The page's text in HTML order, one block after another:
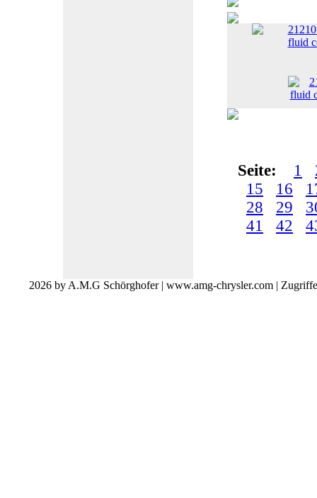
fluid
Seite: 1
15
16
28
29
41
42
2026 by A.M.G Schörghofer | www.amg-chrysler.com |